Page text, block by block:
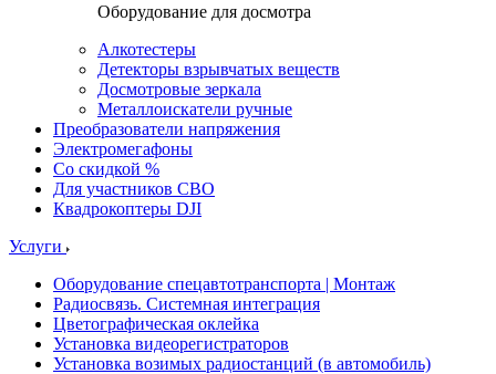
Оборудование для досмотра
Алкотестеры
Детекторы взрывчатых веществ
Досмотровые зеркала
Металлоискатели ручные
Преобразователи напряжения
Электромегафоны
Со скидкой %
Для участников СВО
Квадрокоптеры DJI
Услуги
Оборудование спецавтотранспорта | Монтаж
Радиосвязь. Системная интеграция
Цветографическая оклейка
Установка видеорегистраторов
Установка возимых радиостанций (в автомобиль)